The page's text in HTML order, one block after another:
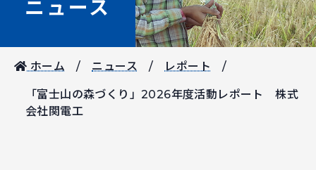
ニュース
ホーム ニュース レポート
「富士山の森づくり」2026年度活動レポート 株式
会社関電工